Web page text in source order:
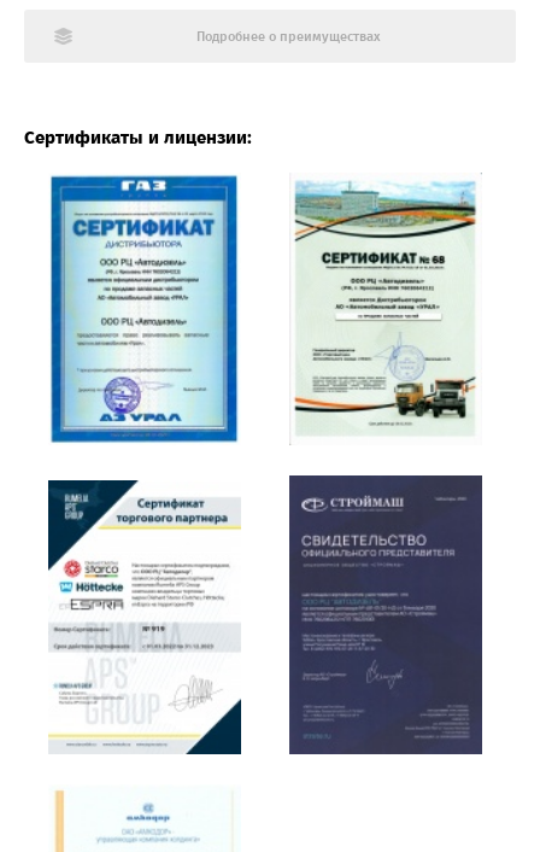
Подробнее о преимуществах
Сертификаты и лицензии: